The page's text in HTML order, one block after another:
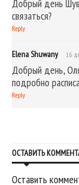
Добрый день
связаться?
Reply
Elena Shuwany 16
Добрый день,
подробно
Reply
ОСТАВИТЬ
Оставить